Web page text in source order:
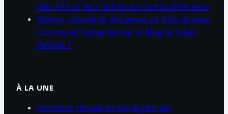
clés ATS et les chiffres qui font la différence
Salaire, calendrier des payes et fiche de paye
: où trouver l’essentiel sur le blog de Julien
Delmas ?
À LA UNE
Comment récupérer son argent sur